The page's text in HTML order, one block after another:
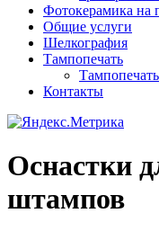
Фотокерамика на
Общие услуги
Шелкография
Тампопечать
Тампопечать
Контакты
Оснастки
штампов